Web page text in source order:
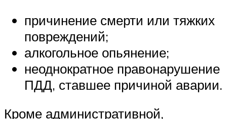
причинение смерти или тяжких
повреждений;
алкогольное опьянение;
неоднократное правонарушение
ПДД, ставшее причиной аварии.
Кроме административной,